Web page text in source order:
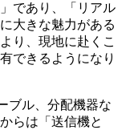
であり、「リアル
大きな魅力がある
り、現地に赴くこ
できるようになり
ブル、分配機器な
らは「送信機と